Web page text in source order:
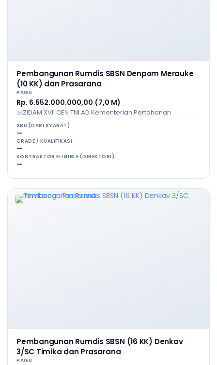
Pembangunan Rumdis SBSN Denpom Merauke
(10 KK) dan Prasarana
PAGU
Rp. 6.552.000.000,00 (7,0 M)
ZIDAM XVII CEN TNI AD Kementerian Pertahanan
SBU (DARI SYARAT)
—
GRADE / KUALIFIKASI
—
KONTRAKTOR ELIGIBLE (DIREKTORI)
—
Pembangunan Rumdis SBSN (16 KK) Denkav
3/SC Timika dan Prasarana
PAGU